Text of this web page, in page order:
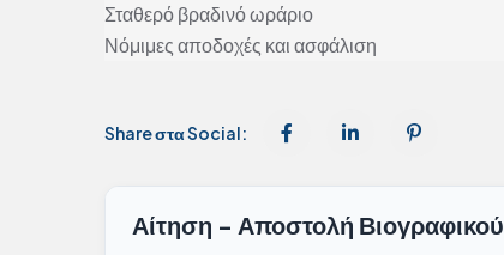
Σταθερό βραδινό ωράριο
Νόμιμες αποδοχές και ασφάλιση
Share στα Social:
Αίτηση - Αποστολή Βιογραφικού